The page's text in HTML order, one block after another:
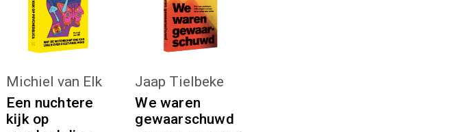
KIES :)
Michiel van Elk
Een nuchtere
kijk op
KIES :)
Jaap Tielbeke
We waren
gewaarschuwd